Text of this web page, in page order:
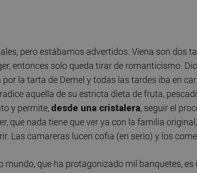
pero estábamos advertidos. Viena son dos
entonces solo queda tirar de romanticismo.
la tarta de Demel y todas las tardes iba en
aquella de su estricta dieta de fruta,
y permite, desde una cristalera, seguir el
que nada tiene que ver ya con la familia
Las camareras lucen cofia (en serio) y los
mundo, que ha protagonizado mil banquetes,